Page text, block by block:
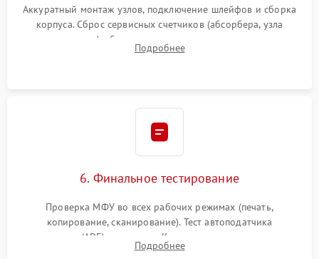
Аккуратный монтаж узлов, подключение шлейфов и сборка
корпуса. Сброс сервисных счетчиков (абсорбера, узла
закрепления), обновление прошивки и программная
калибровка цветопередачи и позиционирования сканера.
Подробнее
6. Финальное тестирование
Проверка МФУ во всех рабочих режимах (печать,
копирование, сканирование). Тест автоподатчика
документов (ADF) и дуплекса. Контроль качества отпечатка
на отсутствие серого фона, полос и надежность запекания
Подробнее